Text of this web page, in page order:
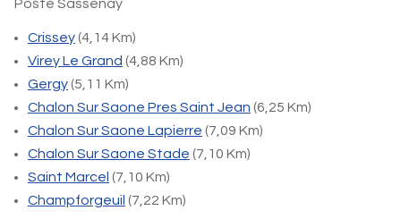
Poste Sassenay
Crissey(4,14 Km)
Virey Le Grand (4,88 Km)
Gergy(5,11 Km)
Chalon Sur Saone Pres Saint Jean (6,25 Km)
Chalon Sur Saone Lapierre (7,09 Km)
Chalon Sur Saone Stade (7,10 Km)
Saint Marcel (7,10 Km)
Champforgeuil (7,22 Km)